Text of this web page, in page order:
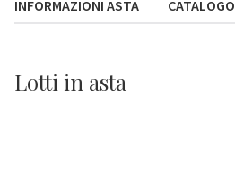
INFORMAZIONI ASTA CATALOGO
Lotti in asta